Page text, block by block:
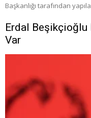
Başkanlığı tarafından
Erdal Beşikçioğlu
Var